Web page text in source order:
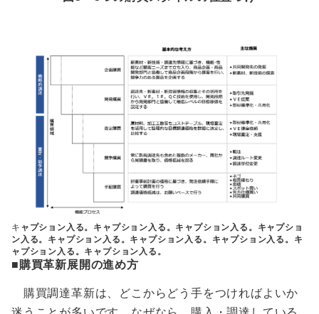
キ ャプション入る。キャプション入る。キャプション入る。キャプショ
ン入る。キャプション入る。キャプション入る。キャプション入る。キ
ャプション入る。キャプション入る。
■購買革新展開の進め方
購買調達革新は、どこからどう手をつければよいか